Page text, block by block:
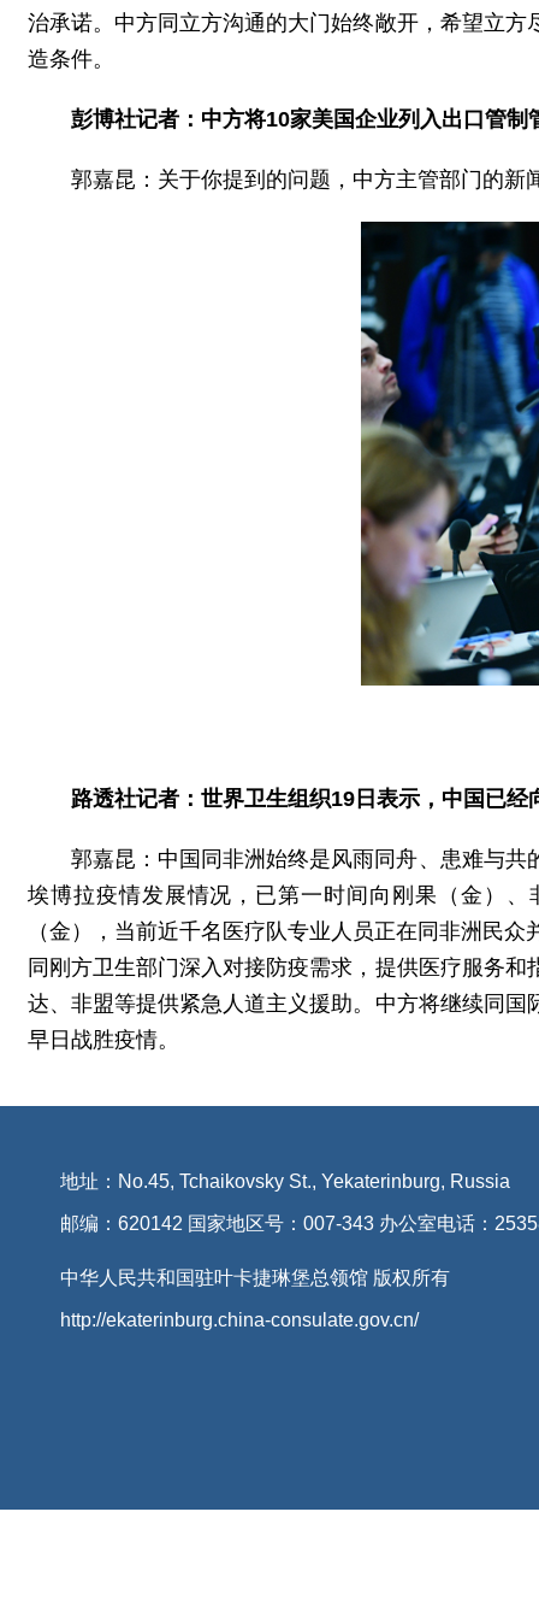
治承诺。中方同立方沟通的大门始终敞开，希望立
造条件。
彭博社记者：中方将10家美国企业列入出口管
郭嘉昆：关于你提到的问题，中方主管部门的新
路透社记者：世界卫生组织19日表示，中国已
郭嘉昆：中国同非洲始终是风雨同舟、患难与
埃博拉疫情发展情况，已第一时间向刚果（金）
（金），当前近千名医疗队专业人员正在同非洲民
同刚方卫生部门深入对接防疫需求，提供医疗服务
达、非盟等提供紧急人道主义援助。中方将继续同
早日战胜疫情。
地址：No.45, Tchaikovsky St., Yekaterinburg, Russia
邮编：620142 国家地区号：007-343 办公室电话：
中华人民共和国驻叶卡捷琳堡总领馆 版权所有
http://ekaterinburg.china-consulate.gov.cn/